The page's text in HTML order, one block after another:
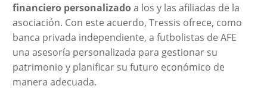
financiero personalizadoa los y las afiliadas de la
asociación. Con este acuerdo, Tressis ofrece, como
banca privada independiente, a futbolistas de AFE
una asesoría personalizada para gestionar su
patrimonio y planificar su futuro económico de
manera adecuada.